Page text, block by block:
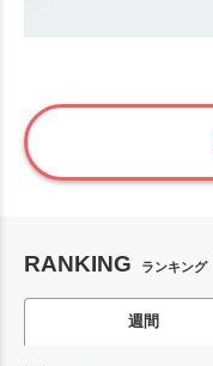
RANKING ランキング
週間